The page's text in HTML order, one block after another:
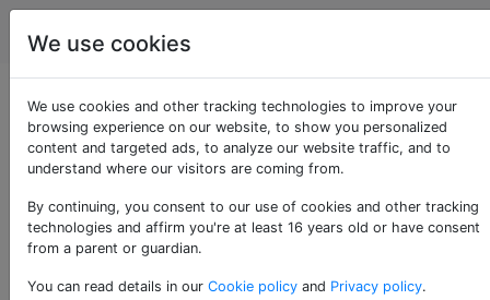
Programmierung
Lambdas: Lokale
Variablen benötigen
final,
Instanzvariablen
We use cookies
We use cookies and other tracking technologies to improve your
browsing experience on our website, to show you personalized
content and targeted ads, to analyze our website traffic, and to
understand where our visitors are coming from.
By continuing, you consent to our use of cookies and other tracking
technologies and affirm you're at least 16 years old or have consent
from a parent or guardian.
You can read details in our Cookie policy and Privacy policy.